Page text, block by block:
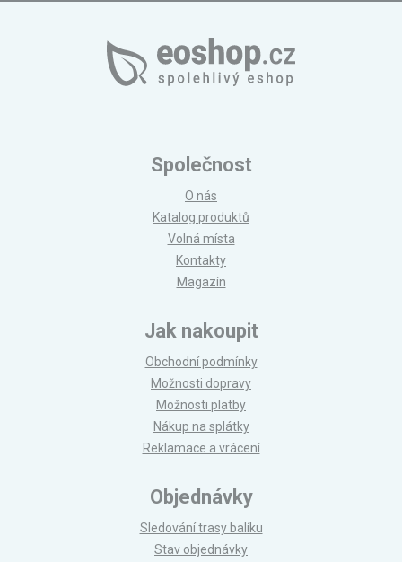
Společnost
O nás
Katalog produktů
Volná místa
Kontakty
Magazín
Jak nakoupit
Obchodní podmínky
Možnosti dopravy
Možnosti platby
Nákup na splátky
Reklamace a vrácení
Objednávky
Sledování trasy balíku
Stav objednávky